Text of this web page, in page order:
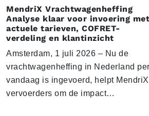
MendriX Vrachtwagenheffing
Analyse klaar voor invoering met
actuele tarieven, COFRET-
verdeling en klantinzicht
Amsterdam, 1 juli 2026 – Nu de
vrachtwagenheffing in Nederland per
vandaag is ingevoerd, helpt MendriX
vervoerders om de impact…